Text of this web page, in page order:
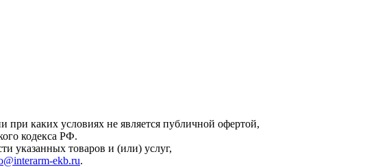
каких условиях не является публичной офертой,
кодекса РФ.
указанных товаров и (или) услуг,
ekb.ru.